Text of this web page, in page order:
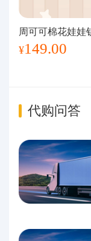
周可可棉花娃娃
¥149.00
代购问答